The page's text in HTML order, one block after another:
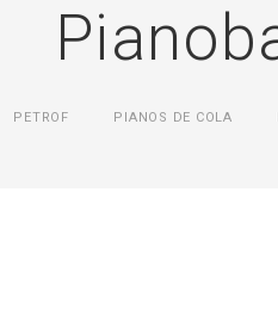
PETROF PIANOS DE COLA